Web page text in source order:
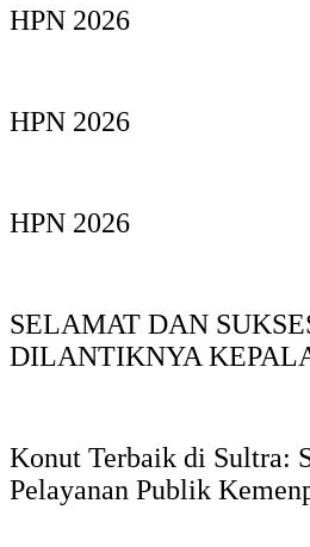
HPN 2026
HPN 2026
HPN 2026
SELAMAT DAN
DILANTIKNYA
Konut Terbaik di Sultra:
Pelayanan Publik